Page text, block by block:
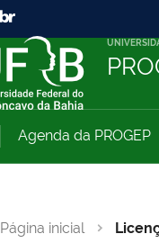
Agenda da PROGEP
Página inicial